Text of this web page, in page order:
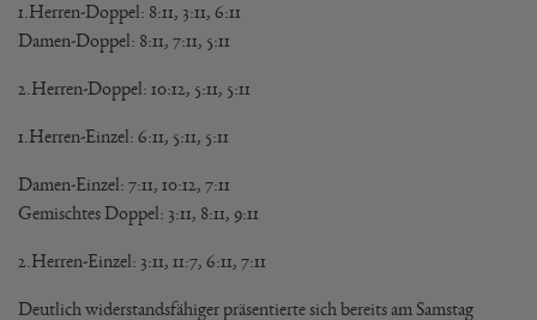
1.Herren-Doppel: 8:11, 3:11, 6:11
Damen-Doppel: 8:11, 7:11, 5:11
2.Herren-Doppel: 10:12, 5:11, 5:11
1.Herren-Einzel: 6:11, 5:11, 5:11
Damen-Einzel: 7:11, 10:12, 7:11
Gemischtes Doppel: 3:11, 8:11, 9:11
2.Herren-Einzel: 3:11, 11:7, 6:11, 7:11
Deutlich widerstandsfähiger präsentierte sich bereits am Samstag